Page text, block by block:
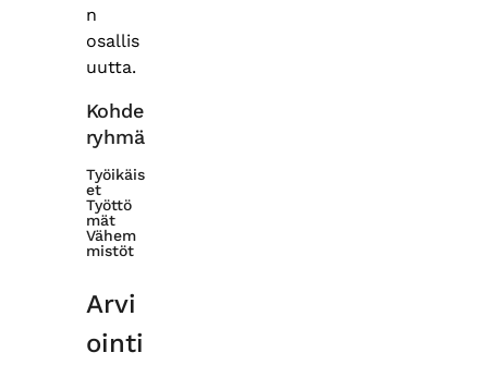
n
osallis
uutta.
Kohde
ryhmä
Työikäis
et
Työttö
mät
Vähem
mistöt
Arvi
ointi